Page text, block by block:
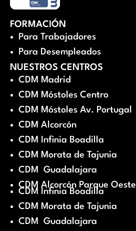
FORMACIÓN
Para Trabajadores
Para Desempleados
NUESTROS CENTROS
CDM Madrid
CDM Móstoles Centro
CDM Móstoles Av. Portugal
CDM Alcorcón
CDM Infinia Boadilla
CDM Morata de Tajunia
CDM Guadalajara
CDM Alcorcón Parque Oeste
CDM Infinia Boadilla
CDM Morata de Tajunia
CDM Guadalajara